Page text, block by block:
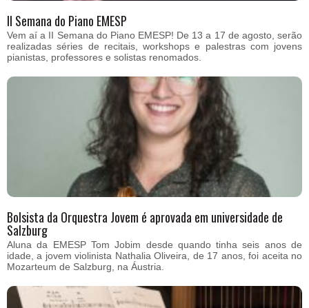
II Semana do Piano EMESP
Vem aí a II Semana do Piano EMESP! De 13 a 17 de agosto, serão
realizadas séries de recitais, workshops e palestras com jovens
pianistas, professores e solistas renomados.
Bolsista da Orquestra Jovem é aprovada em universidade de
Salzburg
Aluna da EMESP Tom Jobim desde quando tinha seis anos de
idade, a jovem violinista Nathalia Oliveira, de 17 anos, foi aceita no
Mozarteum de Salzburg, na Áustria.